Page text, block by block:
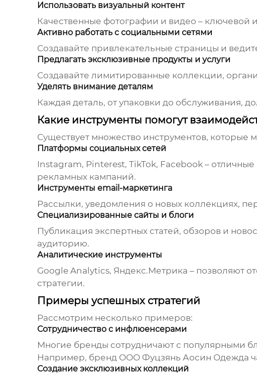
Использовать визуальный контент
Качественные фотографии и видео – ключевой
Активно работать с социальными сетями
Создавайте привлекательные страницы и
Предлагать эксклюзивные продукты и услуги
Создавайте лимитированные коллекции,
Уделять внимание деталям
Каждая деталь, от упаковки до обслуживания,
Какие инструменты помогут
Существует множество инструментов, которые
Платформы социальных сетей
Instagram, Pinterest, TikTok, Facebook –
рекламных кампаний.
Инструменты email-маркетинга
Рассылки, уведомления о новых коллекциях,
Специализированные сайты и блоги
Публикация экспертных статей, обзоров и
аудиторию.
Аналитические инструменты
Google Analytics, Яндекс.Метрика – позволяют
стратегии.
Примеры успешных стратегий
Рассмотрим несколько примеров:
Сотрудничество с инфлюенсерами
Многие бренды сотрудничают с популярными
Например, бренд ООО Фуцзянь Аосин Одежда
Создание эксклюзивных коллекций